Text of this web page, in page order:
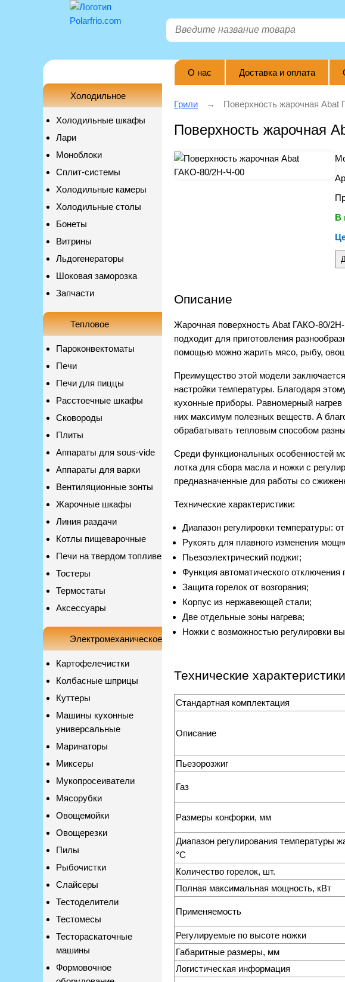
Холодильное
Холодильные шкафы
Лари
Моноблоки
Сплит-системы
Холодильные камеры
Холодильные столы
Бонеты
Витрины
Льдогенераторы
Шоковая заморозка
Запчасти
Тепловое
Пароконвектоматы
Печи
Печи для пиццы
Расстоечные шкафы
Сковороды
Плиты
Аппараты для sous-vide
Аппараты для варки
Вентиляционные зонты
Жарочные шкафы
Линия раздачи
Котлы пищеварочные
Печи на твердом топливе
Тостеры
Термостаты
Аксессуары
Электромеханическое
Картофелечистки
Колбасные шприцы
Куттеры
Машины кухонные
универсальные
Маринаторы
Миксеры
Мукопросеиватели
Мясорубки
Овощемойки
Овощерезки
Пилы
Рыбочистки
Слайсеры
Тестоделители
Тестомесы
Тестораскаточные
машины
Формовочное
О нас Доставка и оплата
Грили Поверхность жарочная
Поверхность жарочная
В
Описание
Жарочная поверхность Abat ГАКО-80/
подходит для приготовления
помощью можно жарить мясо, рыбу,
Преимущество этой модели
настройки температуры. Благодаря
кухонные приборы. Равномерный нагрев
них максимум полезных веществ. А
обрабатывать тепловым способом
Среди функциональных особенностей
лотка для сбора масла и ножки с
предназначенные для работы со
Технические характеристики:
Диапазон регулировки температуры:
Рукоять для плавного изменения
Пьезоэлектрический поджиг;
Функция автоматического отключения
Защита горелок от возгорания;
Корпус из нержавеющей стали;
Две отдельные зоны нагрева;
Ножки с возможностью регулировки
Технические характеристики
Стандартная комплектация
Описание
Пьезорозжиг
Газ
Размеры конфорки, мм
Диапазон регулирования температуры
°С
Количество горелок, шт.
Полная максимальная мощность, кВт
Применяемость
Регулируемые по высоте ножки
Габаритные размеры, мм
Логистическая информация